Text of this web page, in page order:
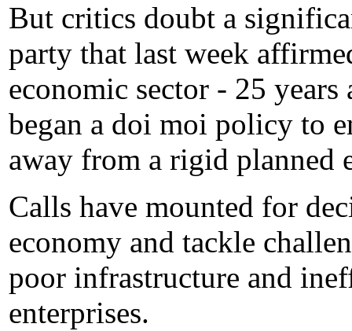
But critics doubt a
party that last week
economic sector - 25
began a doi moi policy to
away from a rigid planned
Calls have mounted for
economy and tackle
poor infrastructure and
enterprises.